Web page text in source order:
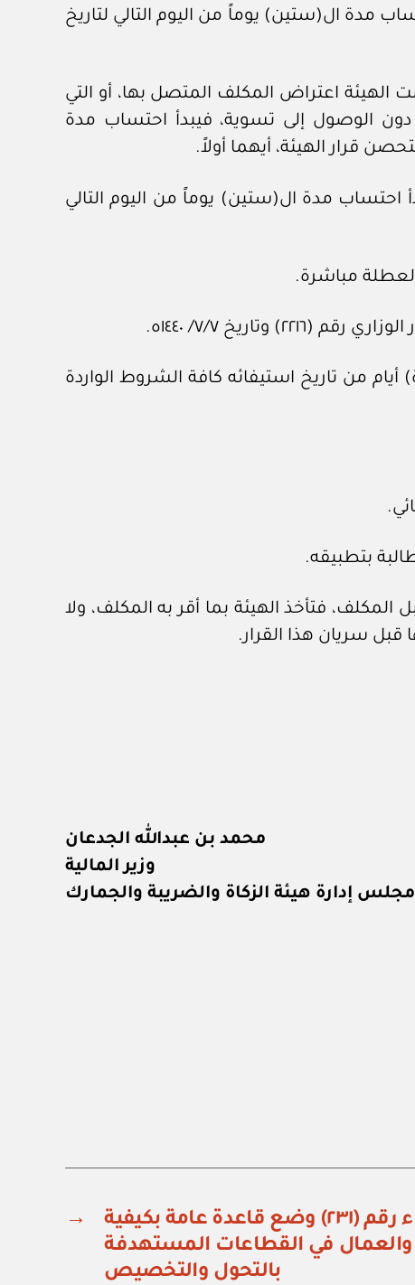
مدة ال(ستين) يوماً من اليوم التالي لتاريخ
الهيئة اعتراض المكلف المتصل بها، أو التي
دون الوصول إلى تسوية، فيبدأ احتساب مدة
قرار الهيئة، أيهما أولاً.
احتساب مدة ال(ستين) يوماً من اليوم التالي
مباشرة.
من تاريخ استيفائه كافة الشروط الواردة
فتأخذ الهيئة بما أقر به المكلف، ولا
سريان هذا القرار.
محمد بن عبدالله الجدعان
وزير المالية
إدارة هيئة الزكاة والضريبة والجمارك
→
قرار مجلس الوزراء رقم (٢٣١) وضع قاعدة عامة بكيفية
في القطاعات المستهدفة
بالتحول والتخصيص